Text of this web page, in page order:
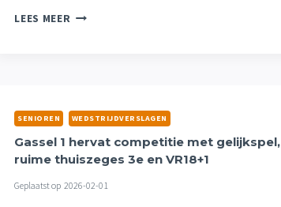
LEES MEER NIPTE
TEGEN
KOPLOPER,
WEL
WINST
GASSEL
SENIOREN WEDSTRIJDVERSLAGEN
Gassel 1 hervat competitie met gelijkspel,
ruime thuiszeges 3e en VR18+1
Geplaatst op 2026-02-01